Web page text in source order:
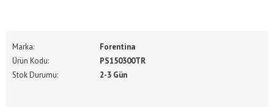
Marka:
Forentina
Ürün Kodu:
PS150300TR
Stok Durumu:
2-3 Gün